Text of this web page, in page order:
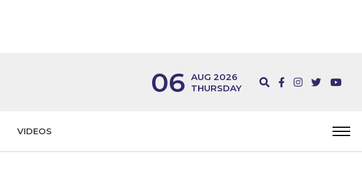
06 AUG 2026
THURSDAY
VIDEOS